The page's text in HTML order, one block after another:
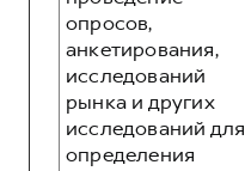
опросов,
анкетирования,
исследований
рынка и других
исследований для
определения